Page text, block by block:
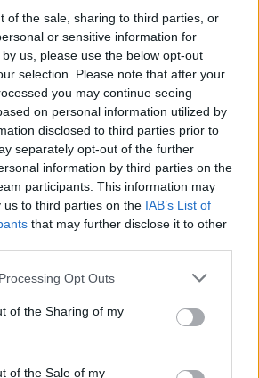
of the sale, sharing to third parties, or
or sensitive information for
us, please use the below opt-out
selection. Please note that after your
you may continue seeing
on personal information utilized by
disclosed to third parties prior to
separately opt-out of the further
information by third parties on the
participants. This information may
us to third parties on the IAB’s List of
that may further disclose it to other
Opt Outs
of the Sharing of my
of the Sale of my
start/stop disparaît